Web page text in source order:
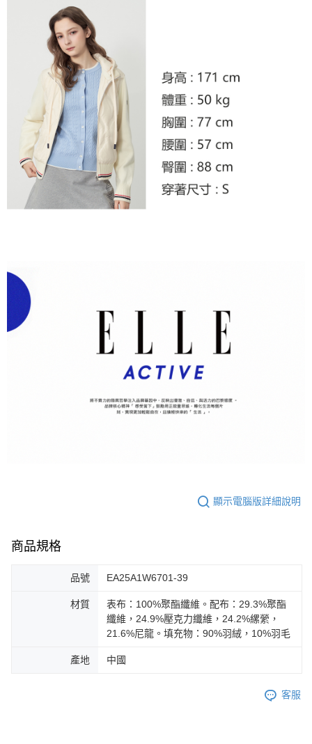
顯示電腦版詳細說明
商品規格
品號 EA25A1W6701-39
材質
表布：100%聚酯纖維。配布：29.3%聚酯
纖維，24.9%壓克力纖維，24.2%縲縈，
21.6%尼龍。填充物：90%羽絨，10%羽毛
產地 中國
客服